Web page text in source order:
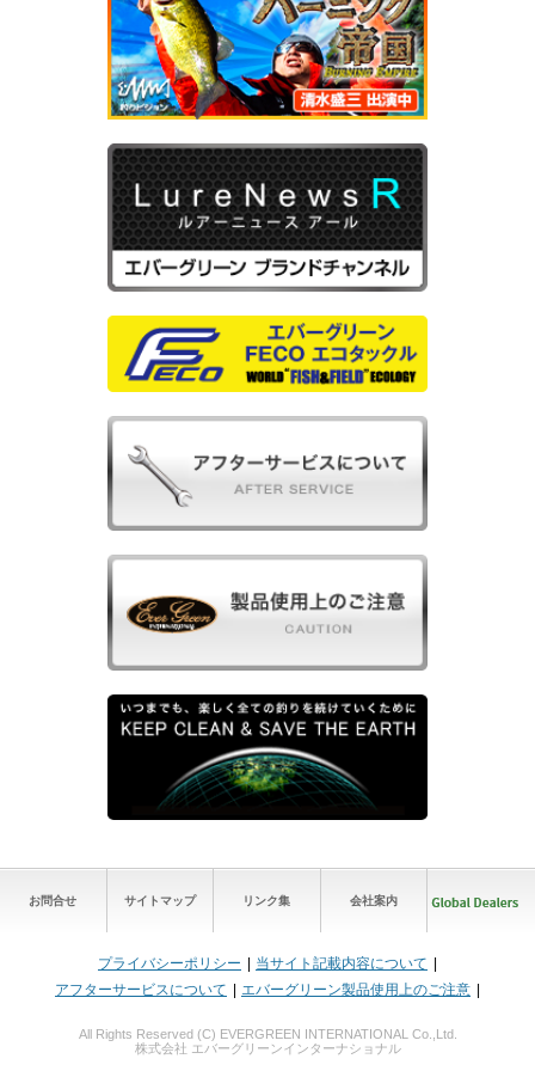
お問合せ サイトマップ リンク集 会社案内
プライバシーポリシー
当サイト記載内容について
アフターサービスについて
エバーグリーン製品使用上のご注意
All Rights Reserved (C) EVERGREEN INTERNATIONAL Co.,Ltd.
株式会社 エバーグリーンインターナショナル